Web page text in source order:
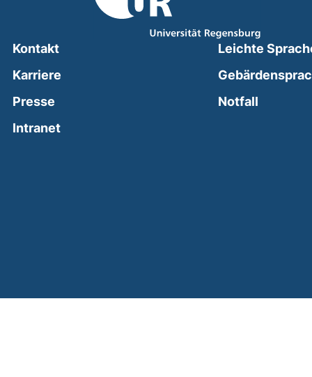
Kontakt
Karriere
Presse
Intranet(external link, opens in a new window)
Leichte
Notfall